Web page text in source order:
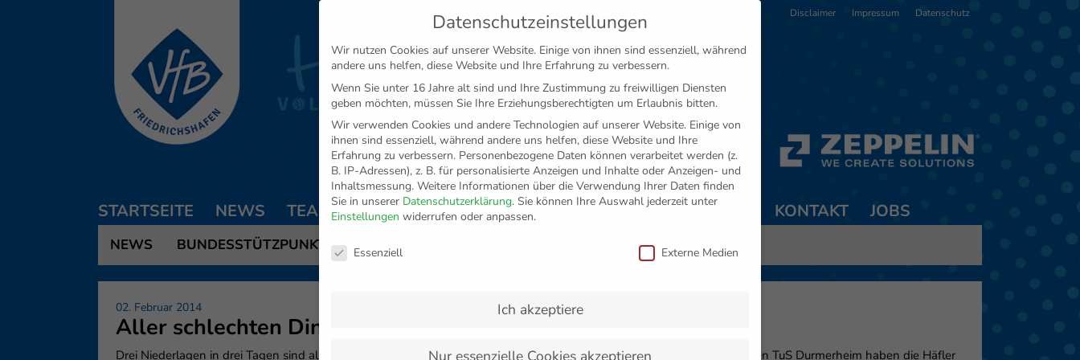
Disclaimer Impressum Datenschutz
STARTSEITE NEWS TEAM TICKETS FANSHOP VFB MEDIEN PARTNER KONTAKT JOBS
NEWS BUNDESSTÜTZPUNKT TEAM
02. Februar 2014
Aller schlechten Dinge sind drei
Drei Niederlagen in drei Tagen sind alles andere als erstrebenswert. Die YoungStars haben genau das erlebt. Auch gegen TuS Durmerheim haben die Häfler
Datenschutzeinstellungen
Wir nutzen Cookies auf unserer Website. Einige von ihnen sind essenziell, während
andere uns helfen, diese Website und Ihre Erfahrung zu verbessern.
Wenn Sie unter 16 Jahre alt sind und Ihre Zustimmung zu freiwilligen Diensten
geben möchten, müssen Sie Ihre Erziehungsberechtigten um Erlaubnis bitten.
Wir verwenden Cookies und andere Technologien auf unserer Website. Einige von
ihnen sind essenziell, während andere uns helfen, diese Website und Ihre
Erfahrung zu verbessern. Personenbezogene Daten können verarbeitet werden (z.
B. IP-Adressen), z. B. für personalisierte Anzeigen und Inhalte oder Anzeigen- und
Inhaltsmessung. Weitere Informationen über die Verwendung Ihrer Daten finden
Sie in unserer Datenschutzerklärung. Sie können Ihre Auswahl jederzeit unter
Einstellungen widerrufen oder anpassen.
Datenschutzeinstellungen
Essenziell Externe Medien
Ich akzeptiere
Nur essenzielle Cookies akzeptieren